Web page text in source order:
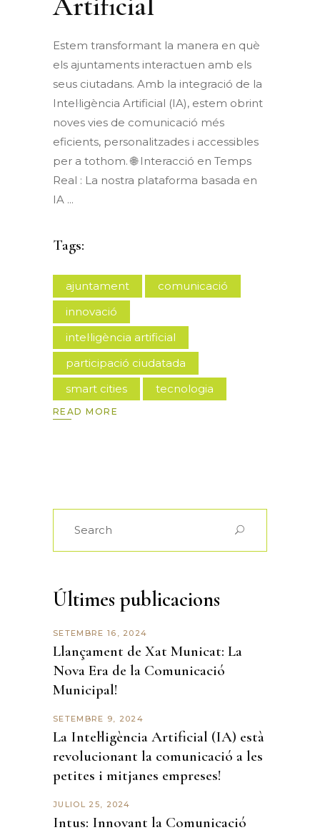
Estem transformant la manera en què
els ajuntaments interactuen amb els
seus ciutadans. Amb la integració de la
Intel·ligència Artificial (IA), estem obrint
noves vies de comunicació més
eficients, personalitzades i accessibles
per a tothom. 🌐 Interacció en Temps
Real : La nostra plataforma basada en
IA
Tags:
ajuntament
comunicació
innovació
intel·ligència artificial
participació ciudatada
smart cities
tecnologia
READ MORE
Últimes publicacions
SETEMBRE 16, 2024
Llançament de Xat Municat: La
Nova Era de la Comunicació
Municipal!
SETEMBRE 9, 2024
La Intel·ligència Artificial (IA) està
revolucionant la comunicació a les
petites i mitjanes empreses!
JULIOL 25, 2024
Intus: Innovant la Comunicació